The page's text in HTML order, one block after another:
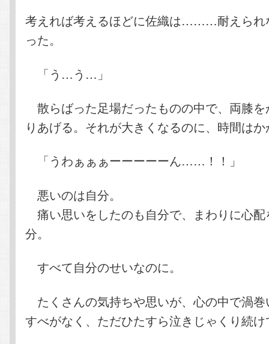
考えれば考えるほどに佐織は………耐えられ
った。
「う…う…」
散らばった足場だったものの中で、両膝
りあげる。それが大きくなるのに、時間は
「うわぁぁぁーーーーーん……！！」
悪いのは自分。
痛い思いをしたのも自分で、まわりに心
分。
すべて自分のせいなのに。
たくさんの気持ちや思いが、心の中で渦
すべがなく、ただひたすら泣きじゃくり続